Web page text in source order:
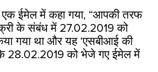
एक ईमेल में कहा गया, “आपकी तरफ
के संबंध में 27.02.2019 को
गया था और यह ‘एसबीआई की
28.02.2019 को भेजे गए ईमेल में